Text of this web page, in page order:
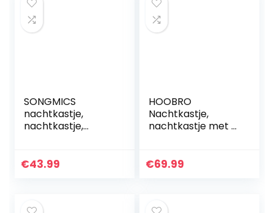
SONGMICS
nachtkastje,
nachtkastje,
planken,
€43.99
HOOBRO
Nachtkastje,
nachtkastje met 2
nachtcommode,
€69.99